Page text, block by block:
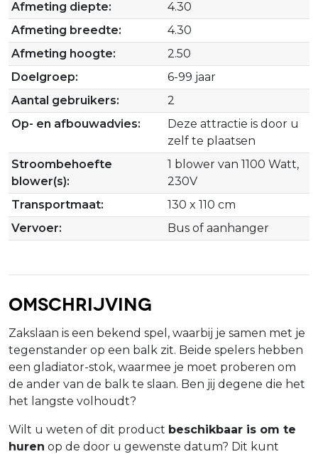
Afmeting diepte:
4.30
Afmeting breedte:
4.30
Afmeting hoogte:
2.50
Doelgroep:
6-99 jaar
Aantal gebruikers:
2
Op- en afbouwadvies:
Deze attractie is door u
zelf te plaatsen
Stroombehoefte
blower(s):
1 blower van 1100 Watt,
230V
Transportmaat:
130 x 110 cm
Vervoer:
Bus of aanhanger
Omschrijving
Zakslaan is een bekend spel, waarbij je samen met je
tegenstander op een balk zit. Beide spelers hebben
een gladiator-stok, waarmee je moet proberen om
de ander van de balk te slaan. Ben jij degene die het
het langste volhoudt?
Wilt u weten of dit product beschikbaar is om te
huren op de door u gewenste datum? Dit kunt